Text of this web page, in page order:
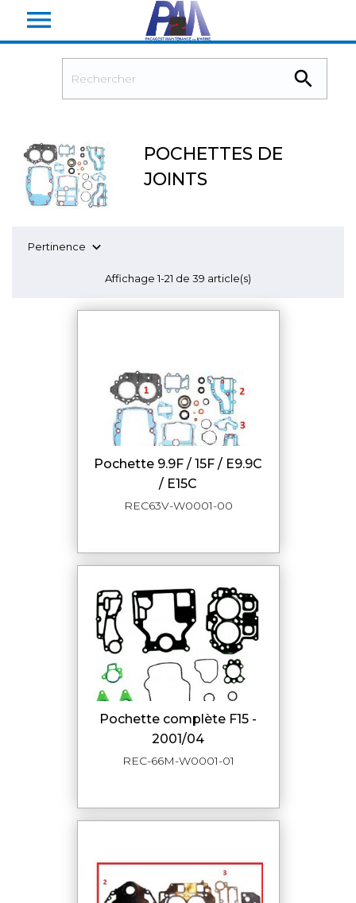


POCHETTES DE
JOINTS
Pertinence 
Affichage 1-21 de 39 article(s)
pochette 9.9F / 15F / E9.9C
/ E15C
REC63V-W0001-00
pochette complète F15 -
2001/04
REC-66M-W0001-01